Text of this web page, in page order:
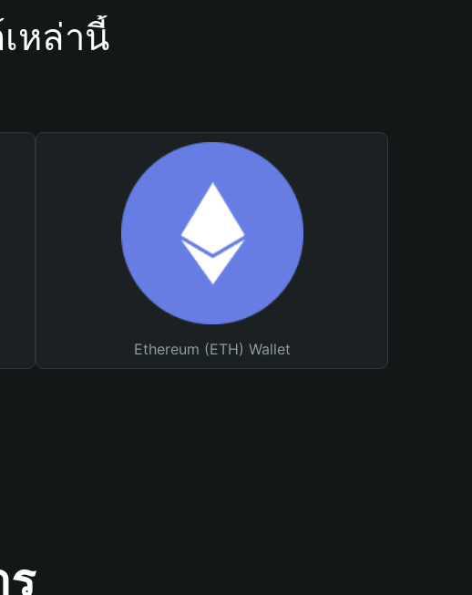
หล่านี้
Ethereum (ETH) Wallet